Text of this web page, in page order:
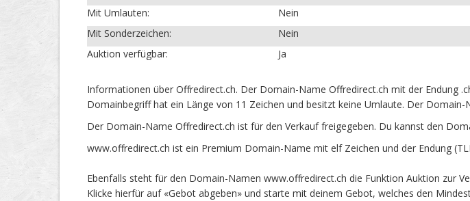
Mit Umlauten:
Nein
Mit Sonderzeichen:
Nein
Auktion verfügbar:
Ja
Informationen über Offredirect.ch. Der Domain-Name Offredirect.ch mit der Endung
Domainbegriff hat ein Länge von 11 Zeichen und besitzt keine Umlaute. Der
Der Domain-Name Offredirect.ch ist für den Verkauf freigegeben. Du kannst den
www.offredirect.ch ist ein Premium Domain-Name mit elf Zeichen und der Endung
Ebenfalls steht für den Domain-Namen www.offredirect.ch die Funktion Auktion zur
Klicke hierfür auf «Gebot abgeben» und starte mit deinem Gebot, welches den